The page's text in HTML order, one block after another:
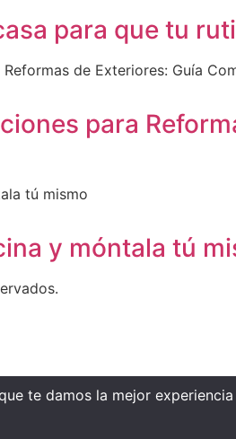
para que tu
para
y móntala tú
te damos la mejor